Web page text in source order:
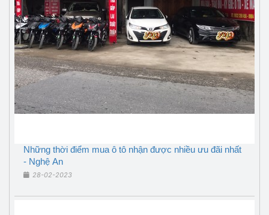
Những thời điểm mua ô tô nhận được nhiều ưu đãi nhất
- Nghệ An
28-02-2023